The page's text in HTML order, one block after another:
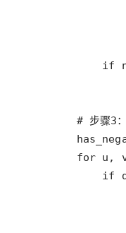
if
# 步骤3
for u ,
if